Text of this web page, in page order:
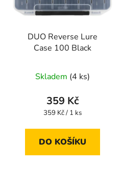
DUO Reverse Lure
Case 100 Black
Skladem (4 ks)
359 Kč
Měrná
359 Kč / 1 ks
DO KOŠÍKU